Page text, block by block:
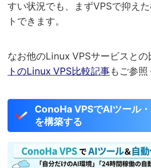
すい状況でも、まずVPSで抑え
トできます。
なお他のLinux VPSサービスとの
トのLinux VPS比較記事もご参照
ConoHa VPSでAIツール
を構築する